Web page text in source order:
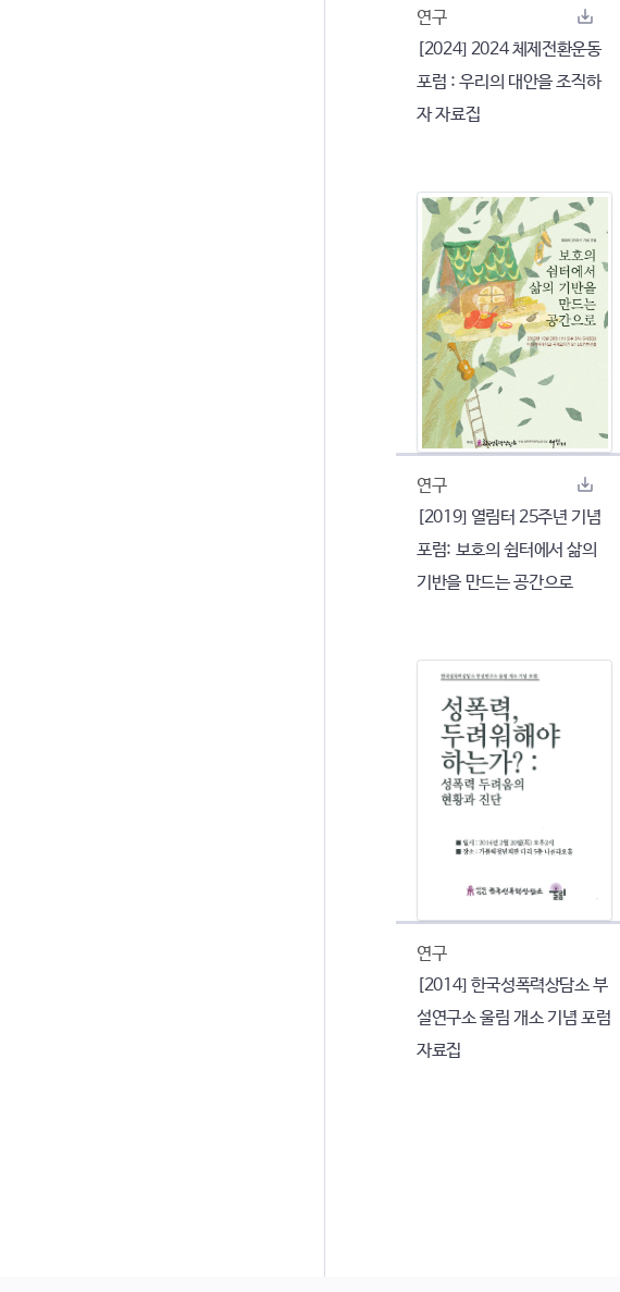
연구
[2024] 2024 체제전환운동
포럼 : 우리의 대안을 조직하
자 자료집
연구
[2019] 열림터 25주년 기념
포럼: 보호의 쉼터에서 삶의
기반을 만드는 공간으로
연구
[2014] 한국성폭력상담소 부
설연구소 울림 개소 기념 포럼
자료집